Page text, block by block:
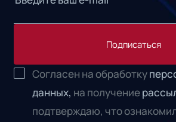
Подписаться
Согласен на обработку
данных, на получение
подтверждаю, что